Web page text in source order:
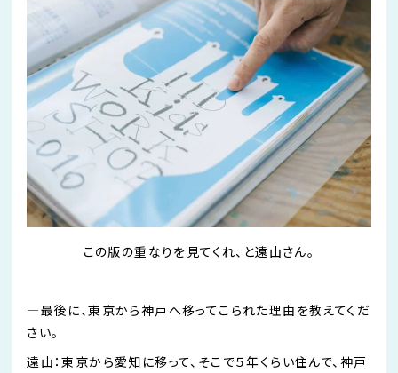
この版の重なりを見てくれ、と遠山さん。
―最後に、東京から神戸へ移ってこられた理由を教えてくだ
さい。
遠山：東京から愛知に移って、そこで５年くらい住んで、神戸